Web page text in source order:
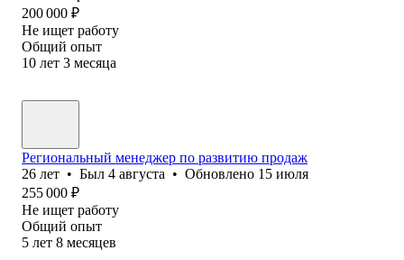
200 000 ₽
Не ищет работу
Общий опыт
10 лет 3 месяца
Региональный менеджер по развитию продаж
26 лет • Был 4 августа • Обновлено 15 июля
255 000 ₽
Не ищет работу
Общий опыт
5 лет 8 месяцев